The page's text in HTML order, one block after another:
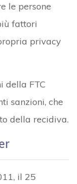
le persone
fattori
privacy
della FTC
sanzioni, che
della recidiva.
il 25